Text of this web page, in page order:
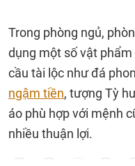
Trong phòng ngủ,
dụng một số vật
cầu tài lộc như đá
ngậm tiền, tượng Tỳ
áo phù hợp với mệnh
nhiều thuận lợi.